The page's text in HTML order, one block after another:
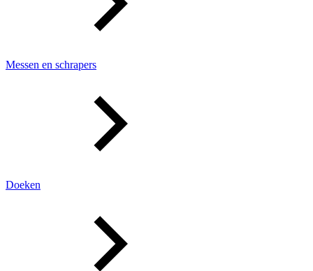
Messen en schrapers
Doeken